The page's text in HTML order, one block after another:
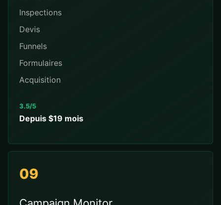
Inspections
Devis
Funnels
Formulaires
Acquisition
3.5/5
Depuis $19 mois
09